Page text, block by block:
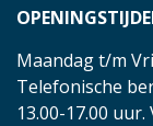
Maandag t/m
Telefonische
13.00-17.00